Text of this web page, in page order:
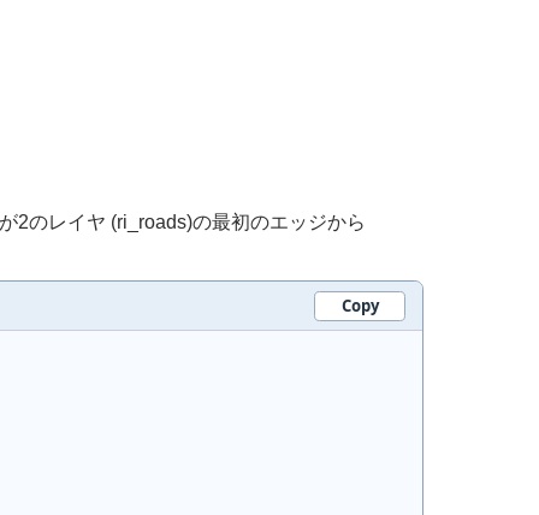
2のレイヤ (ri_roads)の最初のエッジから
Copy